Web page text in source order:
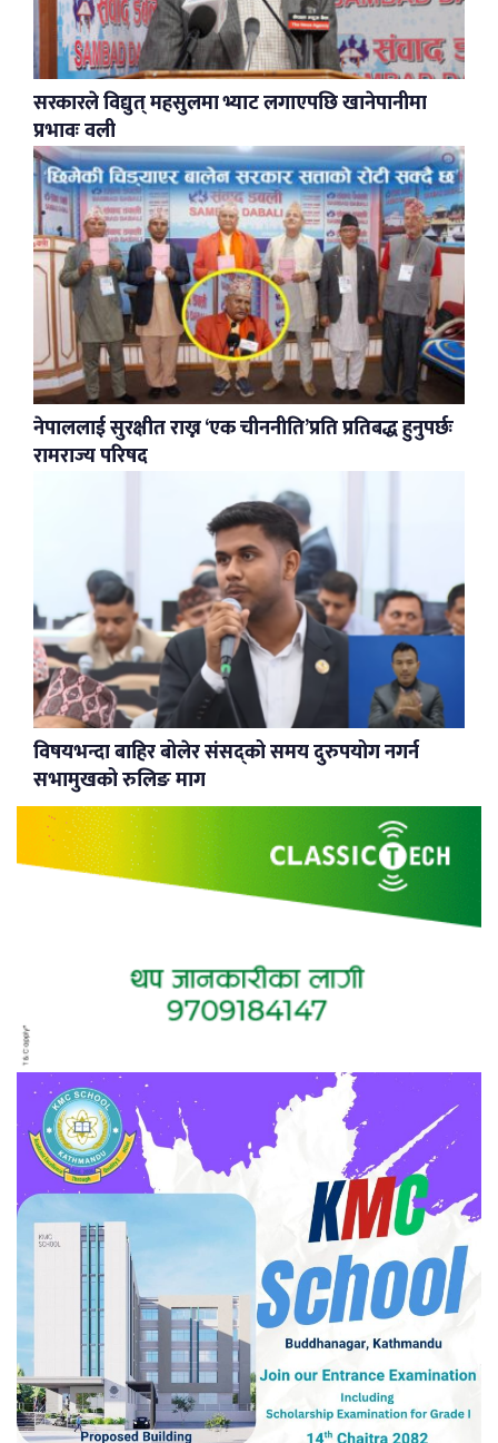
सरकारले विद्युत् महसुलमा भ्याट लगाएपछि खानेपानीमा
प्रभावः वली
नेपाललाई सुरक्षीत राख्न ‘एक चीननीति’प्रति प्रतिबद्ध हुनुपर्छः
रामराज्य परिषद
विषयभन्दा बाहिर बोलेर संसद्को समय दुरुपयोग नगर्न
सभामुखको रुलिङ माग